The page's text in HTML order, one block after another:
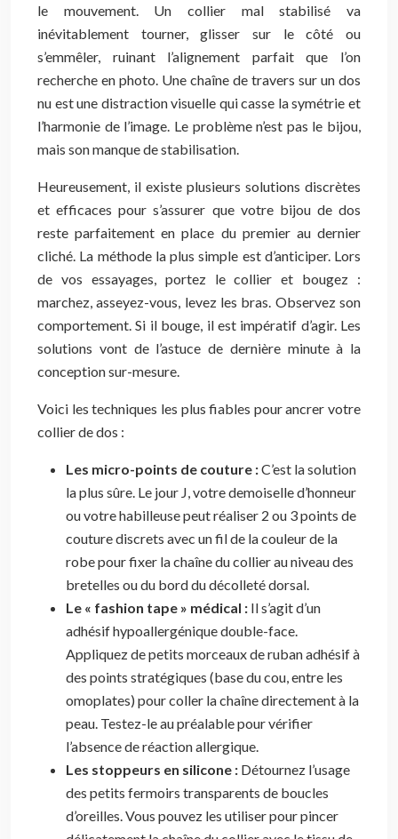
le mouvement. Un collier mal stabilisé va
inévitablement tourner, glisser sur le côté ou
s’emmêler, ruinant l’alignement parfait que l’on
recherche en photo. Une chaîne de travers sur un dos
nu est une distraction visuelle qui casse la symétrie et
l’harmonie de l’image. Le problème n’est pas le bijou,
mais son manque de stabilisation.
Heureusement, il existe plusieurs solutions discrètes
et efficaces pour s’assurer que votre bijou de dos
reste parfaitement en place du premier au dernier
cliché. La méthode la plus simple est d’anticiper. Lors
de vos essayages, portez le collier et bougez :
marchez, asseyez-vous, levez les bras. Observez son
comportement. Si il bouge, il est impératif d’agir. Les
solutions vont de l’astuce de dernière minute à la
conception sur-mesure.
Voici les techniques les plus fiables pour ancrer votre
collier de dos :
Les micro-points de couture :C’est la solution
la plus sûre. Le jour J, votre demoiselle d’honneur
ou votre habilleuse peut réaliser 2 ou 3 points de
couture discrets avec un fil de la couleur de la
robe pour fixer la chaîne du collier au niveau des
bretelles ou du bord du décolleté dorsal.
Le « fashion tape » médical : Il s’agit d’un
adhésif hypoallergénique double-face.
Appliquez de petits morceaux de ruban adhésif à
des points stratégiques (base du cou, entre les
omoplates) pour coller la chaîne directement à la
peau. Testez-le au préalable pour vérifier
l’absence de réaction allergique.
Les stoppeurs en silicone : Détournez l’usage
des petits fermoirs transparents de boucles
d’oreilles. Vous pouvez les utiliser pour pincer